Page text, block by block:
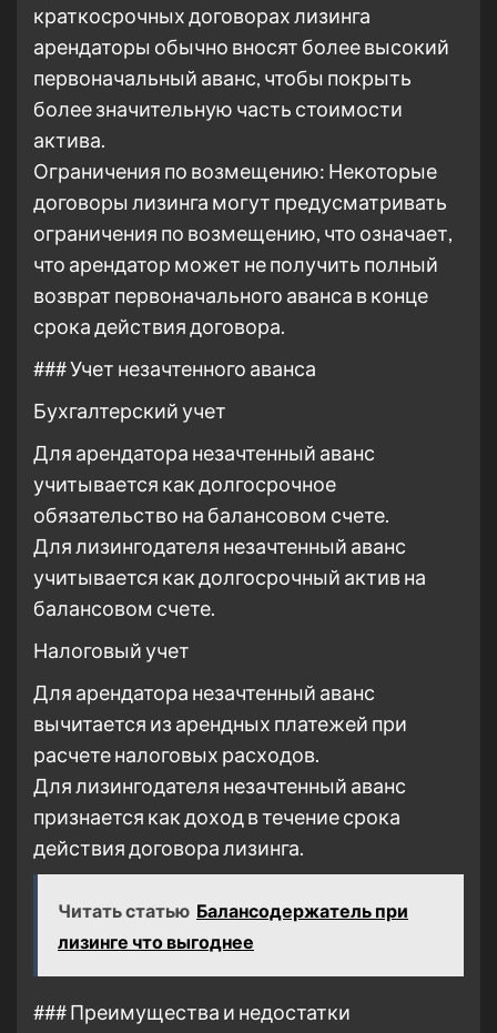
краткосрочных договорах лизинга
арендаторы обычно вносят более высокий
первоначальный аванс, чтобы покрыть
более значительную часть стоимости
актива.
Ограничения по возмещению: Некоторые
договоры лизинга могут предусматривать
ограничения по возмещению, что означает,
что арендатор может не получить полный
возврат первоначального аванса в конце
срока действия договора.
### Учет незачтенного аванса
Бухгалтерский учет
Для арендатора незачтенный аванс
учитывается как долгосрочное
обязательство на балансовом счете.
Для лизингодателя незачтенный аванс
учитывается как долгосрочный актив на
балансовом счете.
Налоговый учет
Для арендатора незачтенный аванс
вычитается из арендных платежей при
расчете налоговых расходов.
Для лизингодателя незачтенный аванс
признается как доход в течение срока
действия договора лизинга.
Читать статью Балансодержатель при
лизинге что выгоднее
### Преимущества и недостатки